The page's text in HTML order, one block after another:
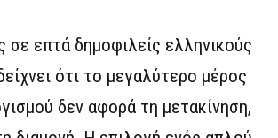
σε επτά δημοφιλείς ελληνικούς
ότι το μεγαλύτερο μέρος
δεν αφορά τη μετακίνηση,